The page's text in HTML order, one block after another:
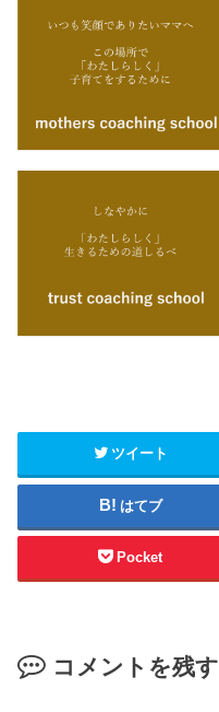
ツイート
はてブ
Pocket
コメントを残す